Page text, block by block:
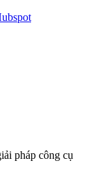
pháp công cụ